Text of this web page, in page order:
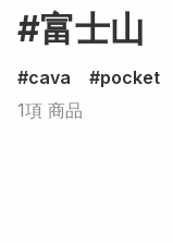
#富士山
cava pocket
1項 商品